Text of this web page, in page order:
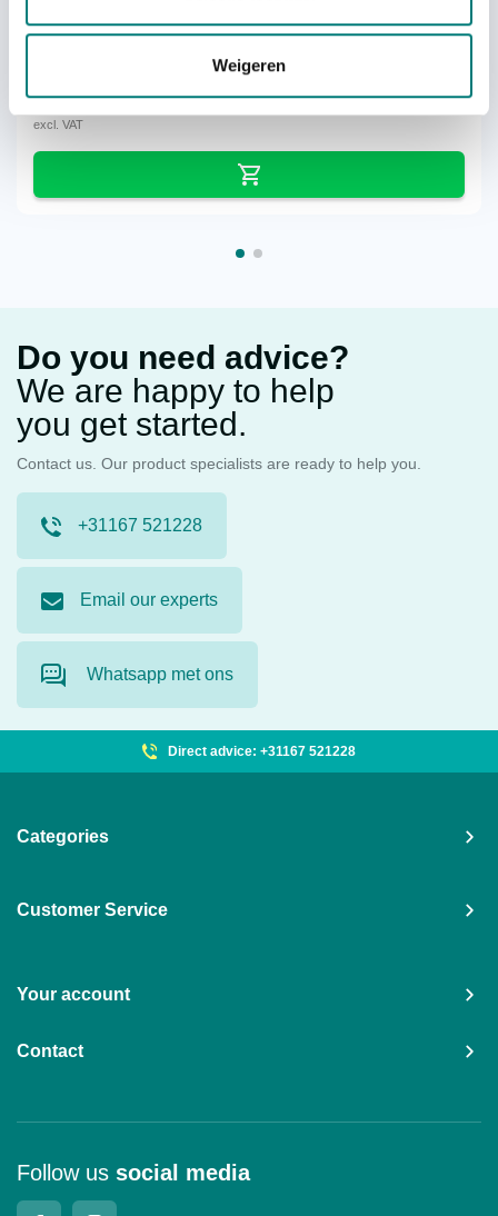
Weigeren
€24,66 each
excl. VAT
Do you need advice?
We are happy to help
you get started.
Contact us. Our product specialists are ready to help you.
+31167 521228
Email our experts
Whatsapp met ons
Direct advice: +31167 521228
Categories
Customer Service
Your account
Contact
Follow us social media